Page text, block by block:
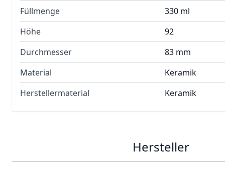
Füllmenge
330 ml
Höhe
92
Durchmesser
83 mm
Material
Keramik
Herstellermaterial
Keramik
Hersteller